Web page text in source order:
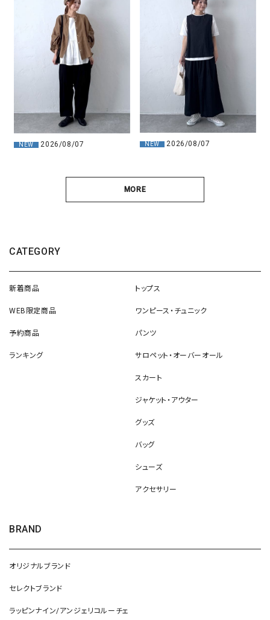
NEW 2026/08/07 NEW 2026/08/07
MORE
CATEGORY
新着商品
WEB限定商品
予約商品
ランキング
トップス
ワンピース・チュニック
パンツ
サロペット・オーバーオール
スカート
ジャケット・アウター
グッズ
バッグ
シューズ
アクセサリー
BRAND
オリジナルブランド
セレクトブランド
ラッピンナイン/アンジェリコルーチェ